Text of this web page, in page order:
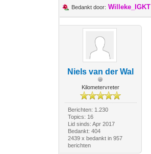
Bedankt door: Willeke_IGKT
Niels van der Wal
Kilometervreter
Berichten: 1.230
Topics: 16
Lid sinds: Apr 2017
Bedankt: 404
2439 x bedankt in 957
berichten